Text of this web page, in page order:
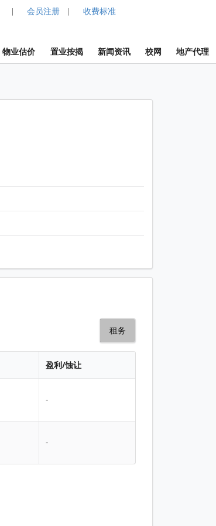
| 会员注册 | 收费标准
物业估价 置业按揭 新闻资讯 校网 地产代理
租务
盈利/蚀让
-
-